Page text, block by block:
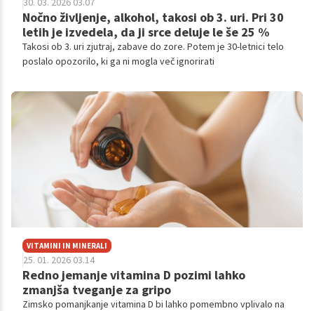
Nočno življenje, alkohol, takosi ob 3. uri. Pri 30
letih je izvedela, da ji srce deluje le še 25 %
Takosi ob 3. uri zjutraj, zabave do zore. Potem je 30-letnici telo
poslalo opozorilo, ki ga ni mogla več ignorirati
VITAMINI IN MINERALI
25. 01. 2026 03.14
Redno jemanje vitamina D pozimi lahko
zmanjša tveganje za gripo
Zimsko pomanjkanje vitamina D bi lahko pomembno vplivalo na